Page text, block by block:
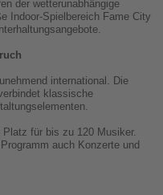
der wetterunabhängige
Indoor-Spielbereich Fame City
international. Die
klassische
für bis zu 120 Musiker.
auch Konzerte und